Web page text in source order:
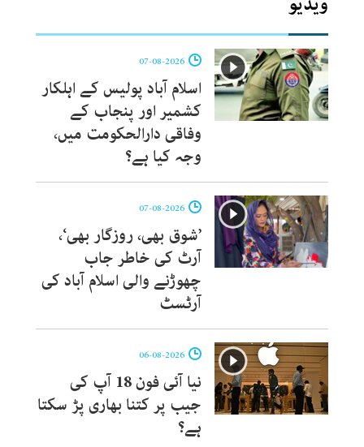
اسلام آباد پولیس کے اہلکار
کشمیر اور پنجاب کے
وفاقی دارالحکومت میں،
وجہ کیا ہے؟
’شوق بھی، روزگار بھی‘،
آرٹ کی خاطر جاب
چھوڑنے والی اسلام آباد کی
آرٹسٹ
نیا آئی فون 18 آپ کی
جیب پر کتنا بھاری پڑ سکتا
ہے؟